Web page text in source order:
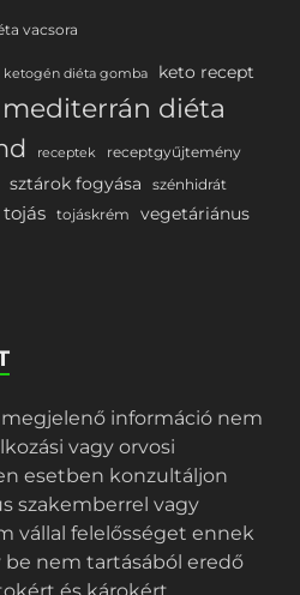
vacsora
ketogén diéta gomba keto recept
mediterrán diéta
receptek receptgyűjtemény
sztárok fogyása
szénhidrát
tojás tojáskrém vegetáriánus
információ nem
vagy orvosi
esetben konzultáljon
szakemberrel vagy
vállal felelősséget ennek
be nem tartásából eredő